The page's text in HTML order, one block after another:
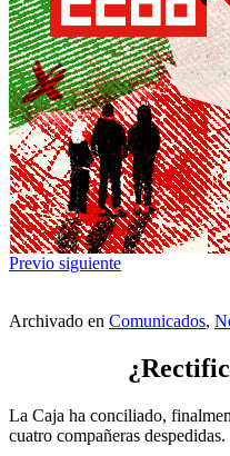
Previo siguiente
Archivado en Comunicados,
La Caja ha conciliado,
cuatro compañeras despedidas.